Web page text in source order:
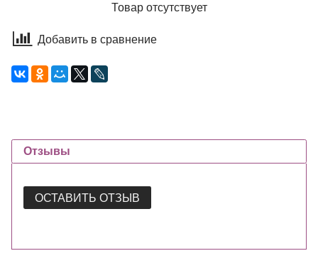
Товар отсутствует
Добавить в сравнение
Отзывы
ОСТАВИТЬ ОТЗЫВ